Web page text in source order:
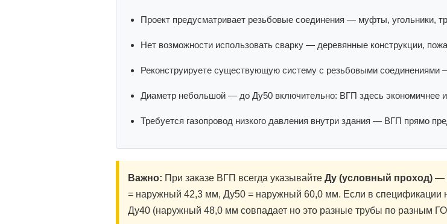
Проект предусматривает резьбовые соединения — муфты, угольники,
Нет возможности использовать сварку — деревянные конструкции,
Реконструируете существующую систему с резьбовыми соединениями
Диаметр небольшой — до Ду50 включительно: ВГП здесь экономичнее
Требуется газопровод низкого давления внутри здания — ВГП прямо
Важно: При заказе ВГП всегда указывайте Ду (условный проход) —
= наружный 42,3 мм, Ду50 = наружный 60,0 мм. Если в
Ду40 (наружный 48,0 мм совпадает но это разные трубы по разным